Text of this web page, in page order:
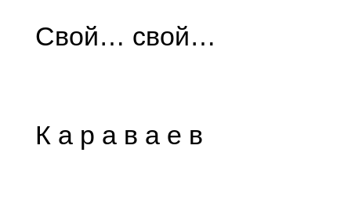
Свой… свой…
К а р а в а е в